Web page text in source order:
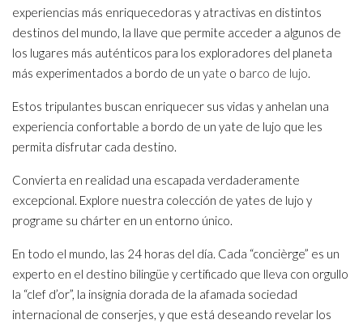
experiencias más enriquecedoras y atractivas en distintos
destinos del mundo, la llave que permite acceder a algunos de
los lugares más auténticos para los exploradores del planeta
más experimentados a bordo de un yate o barco de lujo.
Estos tripulantes buscan enriquecer sus vidas y anhelan una
experiencia confortable a bordo de un yate de lujo que les
permita disfrutar cada destino.
Convierta en realidad una escapada verdaderamente
excepcional. Explore nuestra colección de yates de lujo y
programe su chárter en un entorno único.
En todo el mundo, las 24 horas del día. Cada “concièrge” es un
experto en el destino bilingüe y certificado que lleva con orgullo
la “clef d’or”, la insignia dorada de la afamada sociedad
internacional de conserjes, y que está deseando revelar los